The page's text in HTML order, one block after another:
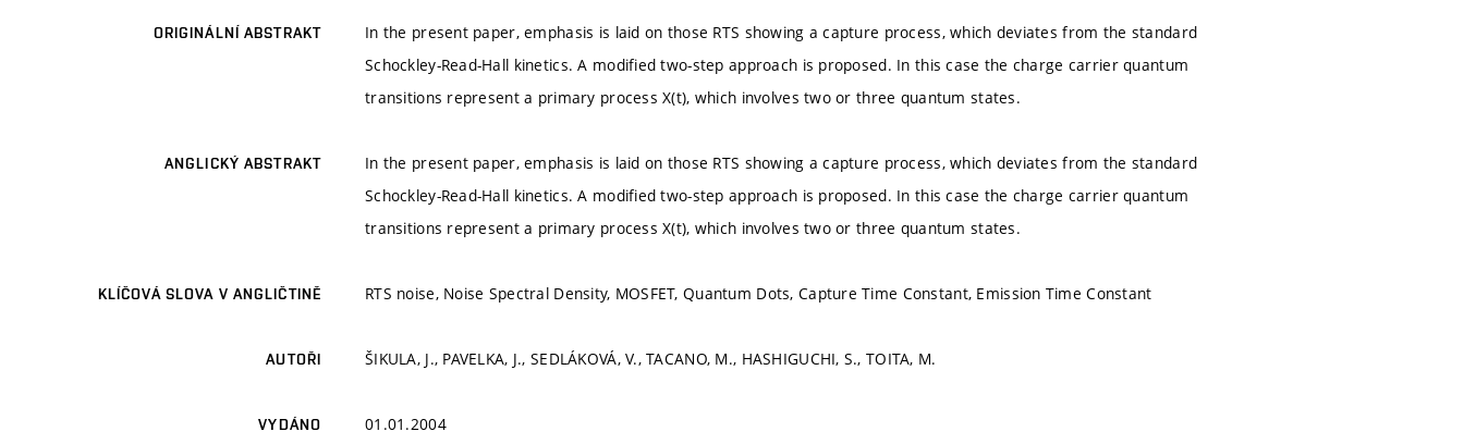
ORIGINÁLNÍ ABSTRAKT
In the present paper, emphasis is laid on those RTS showing a capture process, which deviates from the standard
Schockley-Read-Hall kinetics. A modified two-step approach is proposed. In this case the charge carrier quantum
transitions represent a primary process X(t), which involves two or three quantum states.
ANGLICKÝ ABSTRAKT
In the present paper, emphasis is laid on those RTS showing a capture process, which deviates from the standard
Schockley-Read-Hall kinetics. A modified two-step approach is proposed. In this case the charge carrier quantum
transitions represent a primary process X(t), which involves two or three quantum states.
KLÍČOVÁ SLOVA V ANGLIČTINĚ RTS noise, Noise Spectral Density, MOSFET, Quantum Dots, Capture Time Constant, Emission Time Constant
AUTOŘI ŠIKULA, J., PAVELKA, J., SEDLÁKOVÁ, V., TACANO, M., HASHIGUCHI, S., TOITA, M.
VYDÁNO 01.01.2004